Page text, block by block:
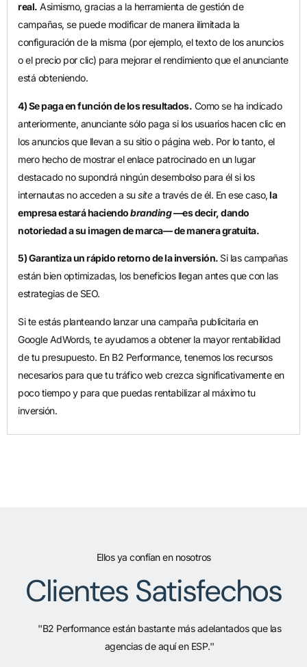
real. Asimismo, gracias a la herramienta de gestión de
campañas, se puede modificar de manera ilimitada la
configuración de la misma (por ejemplo, el texto de los anuncios
o el precio por clic) para mejorar el rendimiento que el anunciante
está obteniendo.
4) Se paga en función de los resultados. Como se ha indicado
anteriormente, anunciante sólo paga si los usuarios hacen clic en
los anuncios que llevan a su sitio o página web. Por lo tanto, el
mero hecho de mostrar el enlace patrocinado en un lugar
destacado no supondrá ningún desembolso para él si los
internautas no acceden a susitea través de él. En ese caso,la
empresa estará haciendobranding—es decir, dando
notoriedad a su imagen de marca— de manera gratuita.
5) Garantiza un rápido retorno de la inversión. Si las campañas
están bien optimizadas, los beneficios llegan antes que con las
estrategias de SEO.
Si te estás planteando lanzar una campaña publicitaria en
Google AdWords, te ayudamos a obtener la mayor rentabilidad
de tu presupuesto. En B2 Performance, tenemos los recursos
necesarios para que tu tráfico web crezca significativamente en
poco tiempo y para que puedas rentabilizar al máximo tu
inversión.
Ellos ya confían en nosotros
Clientes Satisfechos
''B2 Performance están bastante más adelantados que las
agencias de aquí en ESP.''